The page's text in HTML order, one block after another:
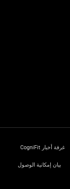
غرفة أخبار CogniFit
بيان إمكانية الوصول